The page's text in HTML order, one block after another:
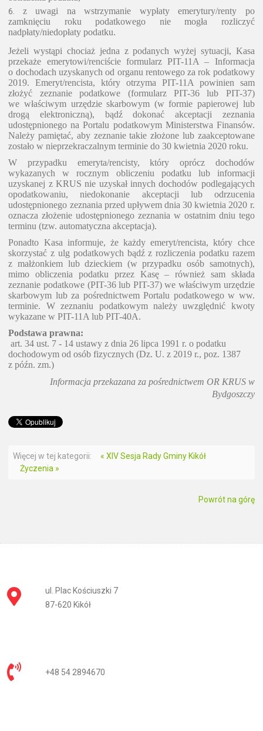
z uwagi na wstrzymanie wypłaty emerytury/renty po
zamknięciu roku podatkowego nie mogła rozliczyć
nadpłaty/niedopłaty podatku.
Jeżeli wystąpi chociaż jedna z podanych wyżej sytuacji, Kasa
przekaże emerytowi/renciście formularz PIT-11A – Informacja
o dochodach uzyskanych od organu rentowego za rok podatkowy
2019. Emeryt/rencista, który otrzyma PIT-11A powinien sam
złożyć zeznanie podatkowe (formularz PIT-36 lub PIT-37)
we właściwym urzędzie skarbowym (w formie papierowej lub
drogą elektroniczną), bądź dokonać akceptacji zeznania
udostępnionego na Portalu podatkowym Ministerstwa Finansów.
Należy pamiętać, aby zeznanie takie złożone lub zaakceptowane
zostało w nieprzekraczalnym terminie do 30 kwietnia 2020 roku.
W przypadku emeryta/rencisty, który oprócz dochodów
wykazanych w rocznym obliczeniu podatku lub informacji
uzyskanej z KRUS nie uzyskał innych dochodów podlegających
opodatkowaniu, niedokonanie akceptacji lub odrzucenia
udostępnionego zeznania przed upływem dnia 30 kwietnia 2020 r.
oznacza złożenie udostępnionego zeznania w ostatnim dniu tego
terminu (tzw. automatyczna akceptacja).
Ponadto Kasa informuje, że każdy emeryt/rencista, który chce
skorzystać z ulg podatkowych bądź z rozliczenia podatku razem
z małżonkiem lub dzieckiem (w przypadku osób samotnych),
mimo obliczenia podatku przez Kasę – również sam składa
zeznanie podatkowe (PIT-36 lub PIT-37) we właściwym urzędzie
skarbowym lub za pośrednictwem Portalu podatkowego w ww.
terminie. W zeznaniu podatkowym należy uwzględnić kwoty
wykazane w PIT-11A lub PIT-40A.
Podstawa prawna:
art. 34 ust. 7 - 14 ustawy z dnia 26 lipca 1991 r. o podatku
dochodowym od osób fizycznych (Dz. U. z 2019 r., poz. 1387
z późn. zm.)
Informacja przekazana za pośrednictwem OR KRUS w
Bydgoszczy
Więcej w tej kategorii:
« XIV Sesja Rady Gminy Kikół
Życzenia »
Powrót na górę
ul. Plac Kościuszki 7
87-620 Kikół
+48 54 2894670